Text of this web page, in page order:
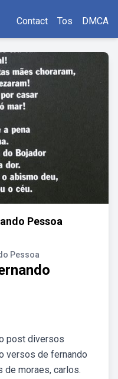
Contact Tos DMCA
Pessoa
Pessoa
post diversos
versos de fernando
de moraes, carlos.